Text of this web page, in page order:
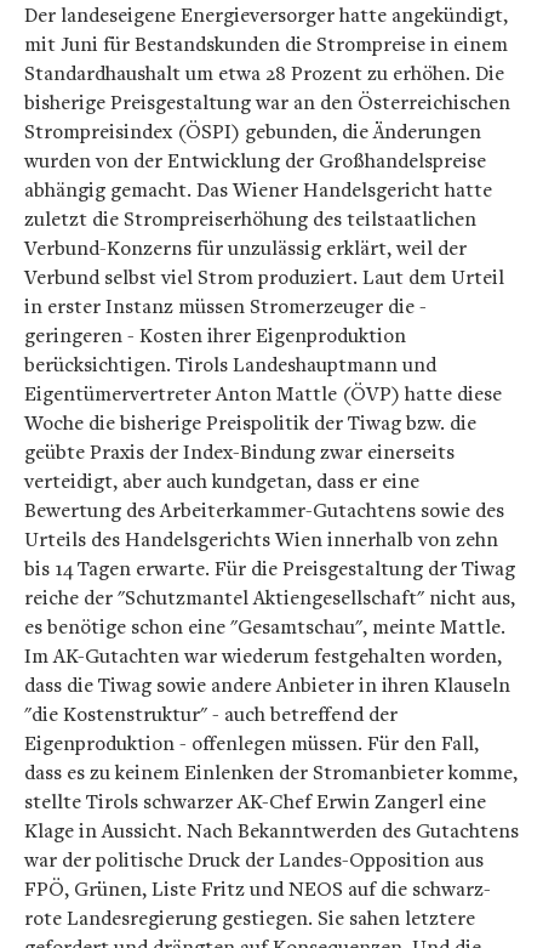
Der landeseigene Energieversorger hatte angekündigt,
mit Juni für Bestandskunden die Strompreise in einem
Standardhaushalt um etwa 28 Prozent zu erhöhen. Die
bisherige Preisgestaltung war an den Österreichischen
Strompreisindex (ÖSPI) gebunden, die Änderungen
wurden von der Entwicklung der Großhandelspreise
abhängig gemacht. Das Wiener Handelsgericht hatte
zuletzt die Strompreiserhöhung des teilstaatlichen
Verbund-Konzerns für unzulässig erklärt, weil der
Verbund selbst viel Strom produziert. Laut dem Urteil
in erster Instanz müssen Stromerzeuger die -
geringeren - Kosten ihrer Eigenproduktion
berücksichtigen. Tirols Landeshauptmann und
Eigentümervertreter Anton Mattle (ÖVP) hatte diese
Woche die bisherige Preispolitik der Tiwag bzw. die
geübte Praxis der Index-Bindung zwar einerseits
verteidigt, aber auch kundgetan, dass er eine
Bewertung des Arbeiterkammer-Gutachtens sowie des
Urteils des Handelsgerichts Wien innerhalb von zehn
bis 14 Tagen erwarte. Für die Preisgestaltung der Tiwag
reiche der "Schutzmantel Aktiengesellschaft" nicht aus,
es benötige schon eine "Gesamtschau", meinte Mattle.
Im AK-Gutachten war wiederum festgehalten worden,
dass die Tiwag sowie andere Anbieter in ihren Klauseln
"die Kostenstruktur" - auch betreffend der
Eigenproduktion - offenlegen müssen. Für den Fall,
dass es zu keinem Einlenken der Stromanbieter komme,
stellte Tirols schwarzer AK-Chef Erwin Zangerl eine
Klage in Aussicht. Nach Bekanntwerden des Gutachtens
war der politische Druck der Landes-Opposition aus
FPÖ, Grünen, Liste Fritz und NEOS auf die schwarz-
rote Landesregierung gestiegen. Sie sahen letztere